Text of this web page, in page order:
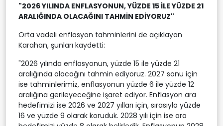
"2026 YILINDA ENFLASYONUN, YÜZDE 15 İLE YÜZDE 21
ARALIĞINDA OLACAĞINI TAHMİN EDİYORUZ"
Orta vadeli enflasyon tahminlerini de açıklayan
Karahan, şunları kaydetti:
"2026 yılında enflasyonun, yüzde 15 ile yüzde 21
aralığında olacağını tahmin ediyoruz. 2027 sonu için
ise tahminlerimiz, enflasyonun yüzde 6 ile yüzde 12
aralığına gerileyeceğine işaret ediyor. Enflasyon ara
hedefimizi ise 2026 ve 2027 yılları için, sırasıyla yüzde
16 ve yüzde 9 olarak koruduk. 2028 yılı için ise ara